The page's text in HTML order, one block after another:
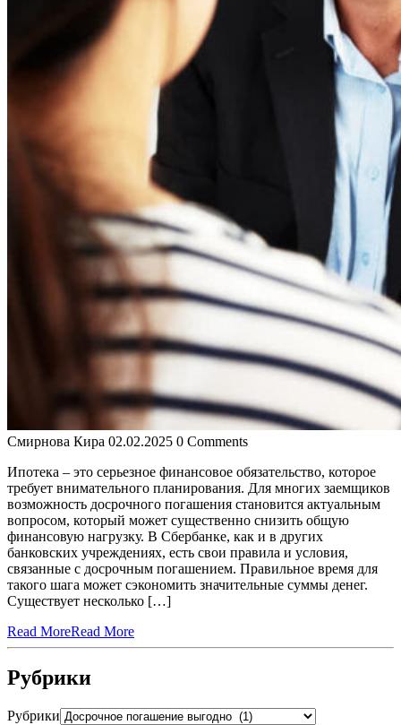
Смирнова Кира 02.02.2025 0 Comments
Ипотека – это серьезное финансовое обязательство, которое
требует внимательного планирования. Для многих заемщиков
возможность досрочного погашения становится актуальным
вопросом, который может существенно снизить общую
финансовую нагрузку. В Сбербанке, как и в других
банковских учреждениях, есть свои правила и условия,
связанные с досрочным погашением. Правильное время для
такого шага может сэкономить значительные суммы денег.
Существует несколько […]
Read MoreRead More
Рубрики
Рубрики